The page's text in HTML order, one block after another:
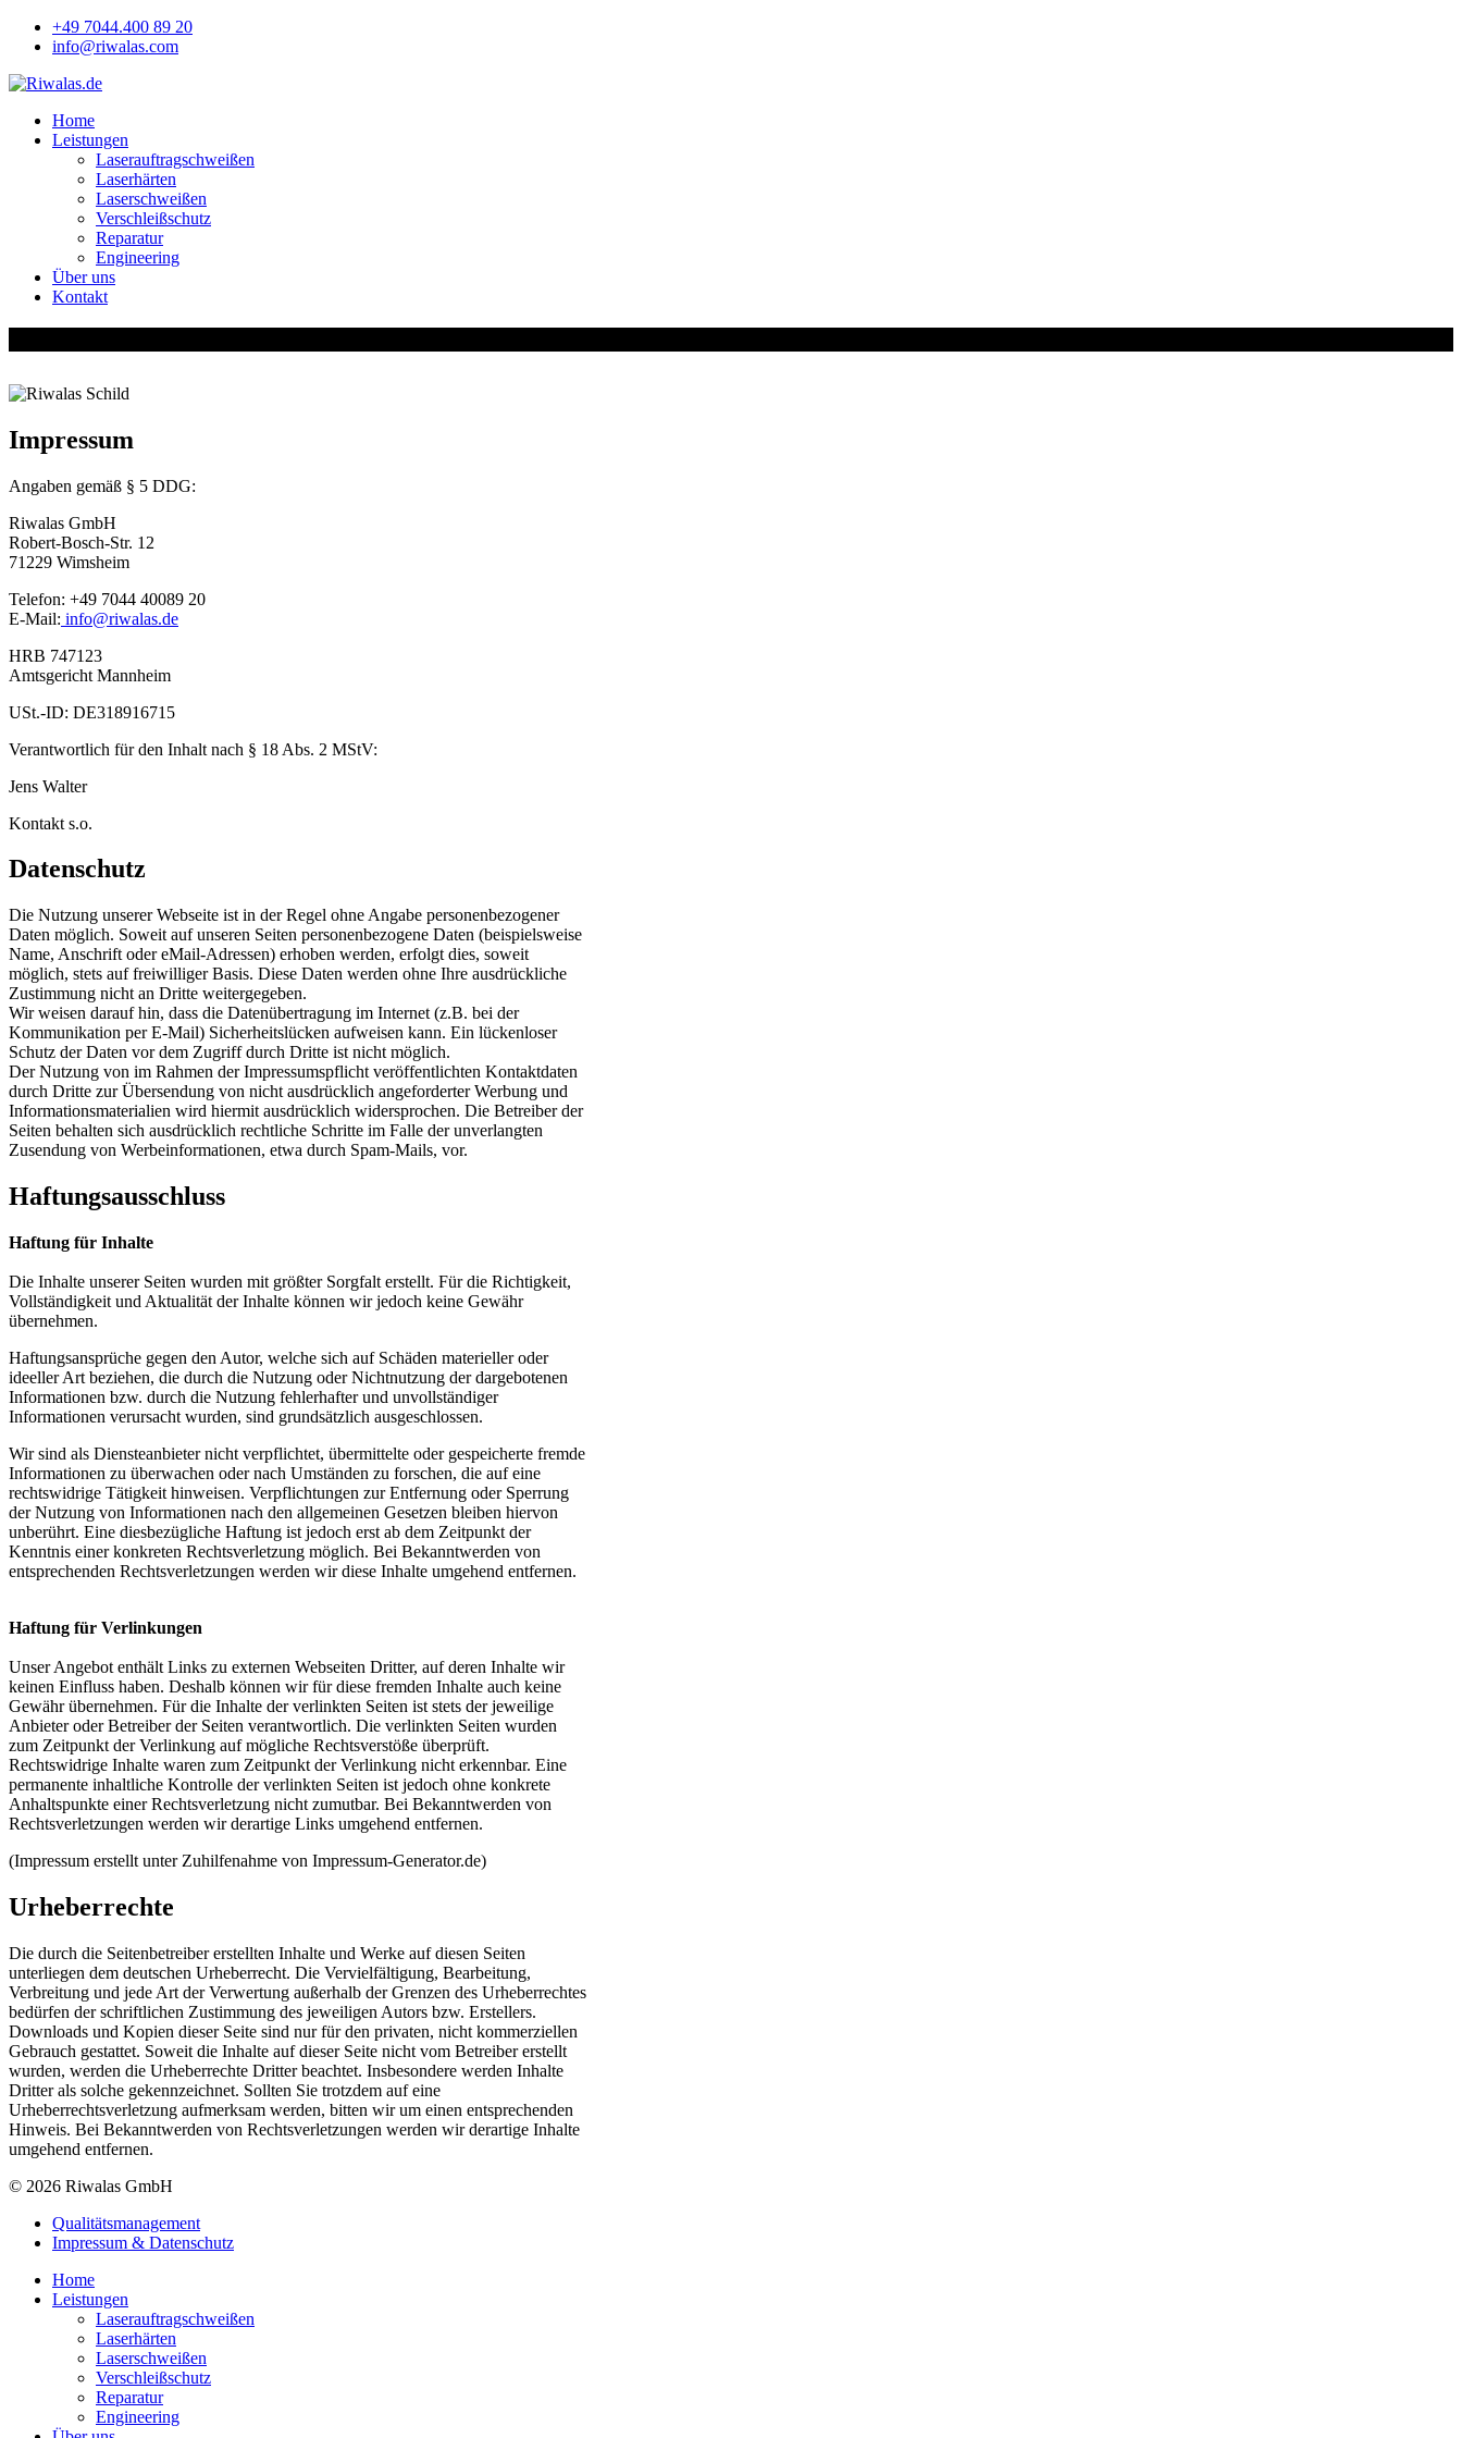
+49 7044.400 89 20
info@riwalas.com
Home
Leistungen
Laserauftragschweißen
Laserhärten
Laserschweißen
Verschleißschutz
Reparatur
Engineering
Über uns
Kontakt
Impressum
Angaben gemäß § 5 DDG:
Riwalas GmbH
Robert-Bosch-Str. 12
71229 Wimsheim
Telefon: +49 7044 40089 20
E-Mail: info@riwalas.de
HRB 747123
Amtsgericht Mannheim
USt.-ID: DE318916715
Verantwortlich für den Inhalt nach § 18 Abs. 2 MStV:
Jens Walter
Kontakt s.o.
Datenschutz
Die Nutzung unserer Webseite ist in der Regel ohne Angabe personenbezogener
Daten möglich. Soweit auf unseren Seiten personenbezogene Daten (beispielsweise
Name, Anschrift oder eMail-Adressen) erhoben werden, erfolgt dies, soweit
möglich, stets auf freiwilliger Basis. Diese Daten werden ohne Ihre ausdrückliche
Zustimmung nicht an Dritte weitergegeben.
Wir weisen darauf hin, dass die Datenübertragung im Internet (z.B. bei der
Kommunikation per E-Mail) Sicherheitslücken aufweisen kann. Ein lückenloser
Schutz der Daten vor dem Zugriff durch Dritte ist nicht möglich.
Der Nutzung von im Rahmen der Impressumspflicht veröffentlichten Kontaktdaten
durch Dritte zur Übersendung von nicht ausdrücklich angeforderter Werbung und
Informationsmaterialien wird hiermit ausdrücklich widersprochen. Die Betreiber der
Seiten behalten sich ausdrücklich rechtliche Schritte im Falle der unverlangten
Zusendung von Werbeinformationen, etwa durch Spam-Mails, vor.
Haftungsausschluss
Haftung für Inhalte
Die Inhalte unserer Seiten wurden mit größter Sorgfalt erstellt. Für die Richtigkeit,
Vollständigkeit und Aktualität der Inhalte können wir jedoch keine Gewähr
übernehmen.
Haftungsansprüche gegen den Autor, welche sich auf Schäden materieller oder
ideeller Art beziehen, die durch die Nutzung oder Nichtnutzung der dargebotenen
Informationen bzw. durch die Nutzung fehlerhafter und unvollständiger
Informationen verursacht wurden, sind grundsätzlich ausgeschlossen.
Wir sind als Diensteanbieter nicht verpflichtet, übermittelte oder gespeicherte fremde
Informationen zu überwachen oder nach Umständen zu forschen, die auf eine
rechtswidrige Tätigkeit hinweisen. Verpflichtungen zur Entfernung oder Sperrung
der Nutzung von Informationen nach den allgemeinen Gesetzen bleiben hiervon
unberührt. Eine diesbezügliche Haftung ist jedoch erst ab dem Zeitpunkt der
Kenntnis einer konkreten Rechtsverletzung möglich. Bei Bekanntwerden von
entsprechenden Rechtsverletzungen werden wir diese Inhalte umgehend entfernen.
Haftung für Verlinkungen
Unser Angebot enthält Links zu externen Webseiten Dritter, auf deren Inhalte wir
keinen Einfluss haben. Deshalb können wir für diese fremden Inhalte auch keine
Gewähr übernehmen. Für die Inhalte der verlinkten Seiten ist stets der jeweilige
Anbieter oder Betreiber der Seiten verantwortlich. Die verlinkten Seiten wurden
zum Zeitpunkt der Verlinkung auf mögliche Rechtsverstöße überprüft.
Rechtswidrige Inhalte waren zum Zeitpunkt der Verlinkung nicht erkennbar. Eine
permanente inhaltliche Kontrolle der verlinkten Seiten ist jedoch ohne konkrete
Anhaltspunkte einer Rechtsverletzung nicht zumutbar. Bei Bekanntwerden von
Rechtsverletzungen werden wir derartige Links umgehend entfernen.
(Impressum erstellt unter Zuhilfenahme von Impressum-Generator.de)
Urheberrechte
Die durch die Seitenbetreiber erstellten Inhalte und Werke auf diesen Seiten
unterliegen dem deutschen Urheberrecht. Die Vervielfältigung, Bearbeitung,
Verbreitung und jede Art der Verwertung außerhalb der Grenzen des Urheberrechtes
bedürfen der schriftlichen Zustimmung des jeweiligen Autors bzw. Erstellers.
Downloads und Kopien dieser Seite sind nur für den privaten, nicht kommerziellen
Gebrauch gestattet. Soweit die Inhalte auf dieser Seite nicht vom Betreiber erstellt
wurden, werden die Urheberrechte Dritter beachtet. Insbesondere werden Inhalte
Dritter als solche gekennzeichnet. Sollten Sie trotzdem auf eine
Urheberrechtsverletzung aufmerksam werden, bitten wir um einen entsprechenden
Hinweis. Bei Bekanntwerden von Rechtsverletzungen werden wir derartige Inhalte
umgehend entfernen.
© 2026 Riwalas GmbH
Qualitätsmanagement
Impressum & Datenschutz
Home
Leistungen
Laserauftragschweißen
Laserhärten
Laserschweißen
Verschleißschutz
Reparatur
Engineering